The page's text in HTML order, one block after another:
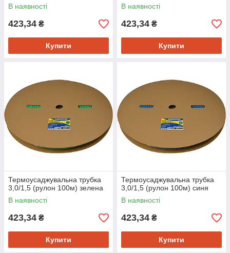
В наявності
423,34 ₴
Купити
В наявності
423,34 ₴
Купити
Термоусаджувальна трубка
3,0/1,5 (рулон 100м) зелена
В наявності
423,34 ₴
Купити
Термоусаджувальна трубка
3,0/1,5 (рулон 100м) синя
В наявності
423,34 ₴
Купити